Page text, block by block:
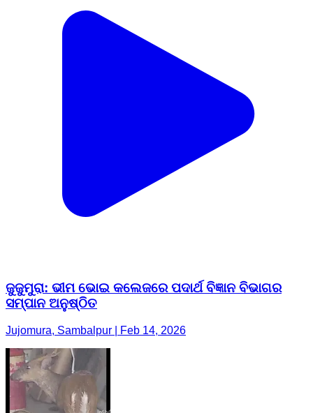
ଜୁଜୁମୁରା: ଭୀମ ଭୋଇ କଲେଜରେ ପଦାର୍ଥ ବିଜ୍ଞାନ ବିଭାଗର
ସମ୍ପାନ ଅନୁଷ୍ଠିତ
Jujomura, Sambalpur | Feb 14, 2026